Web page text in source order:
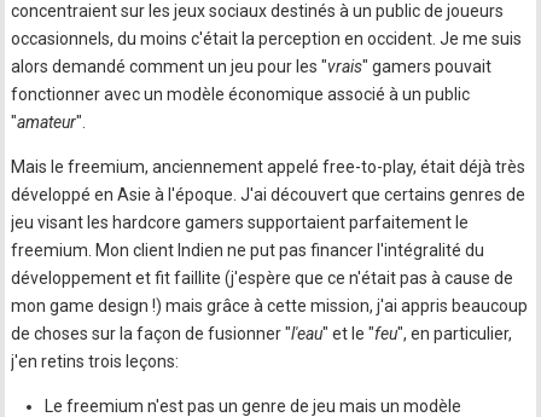
concentraient sur les jeux sociaux destinés à un public de joueurs
occasionnels, du moins c'était la perception en occident. Je me suis
alors demandé comment un jeu pour les "vrais" gamers pouvait
fonctionner avec un modèle économique associé à un public
"amateur".
Mais le freemium, anciennement appelé free-to-play, était déjà très
développé en Asie à l'époque. J'ai découvert que certains genres de
jeu visant les hardcore gamers supportaient parfaitement le
freemium. Mon client Indien ne put pas financer l'intégralité du
développement et fit faillite (j'espère que ce n'était pas à cause de
mon game design !) mais grâce à cette mission, j'ai appris beaucoup
de choses sur la façon de fusionner "l'eau" et le "feu", en particulier,
j'en retins trois leçons:
Le freemium n'est pas un genre de jeu mais un modèle